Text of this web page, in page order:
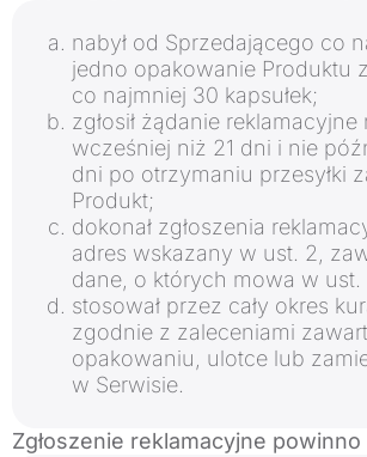
nabył od Sprzedającego co
jedno opakowanie Produktu
co najmniej 30 kapsułek;
zgłosił żądanie reklamacyjne
wcześniej niż 21 dni i nie
dni po otrzymaniu przesyłki
Produkt;
dokonał zgłoszenia
adres wskazany w ust. 2,
dane, o których mowa w ust.
stosował przez cały okres
zgodnie z zaleceniami
opakowaniu, ulotce lub
w Serwisie.
Zgłoszenie reklamacyjne